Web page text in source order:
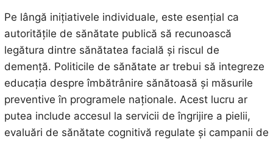
Pe lângă inițiativele individuale, este esențial ca
autoritățile de sănătate publică să recunoască
legătura dintre sănătatea facială și riscul de
demență. Politicile de sănătate ar trebui să integreze
educația despre îmbătrânire sănătoasă și măsurile
preventive în programele naționale. Acest lucru ar
putea include accesul la servicii de îngrijire a pielii,
evaluări de sănătate cognitivă regulate și campanii de